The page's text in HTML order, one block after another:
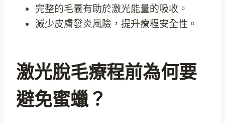
完整的毛囊有助於激光能量的吸收。
減少皮膚發炎風險，提升療程安全性。
激光脫毛療程前為何要
避免蜜蠟？